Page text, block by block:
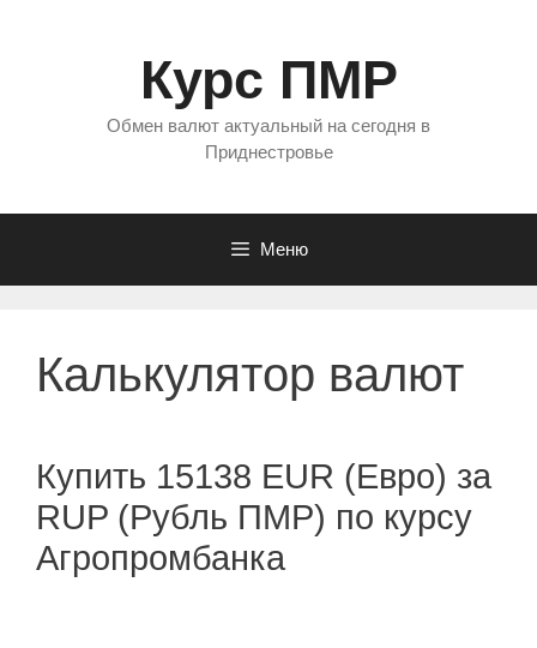
Курс ПМР
Обмен валют актуальный на сегодня в
Приднестровье
Меню
Калькулятор валют
Купить 15138 EUR (Евро) за
RUP (Рубль ПМР) по курсу
Агропромбанка